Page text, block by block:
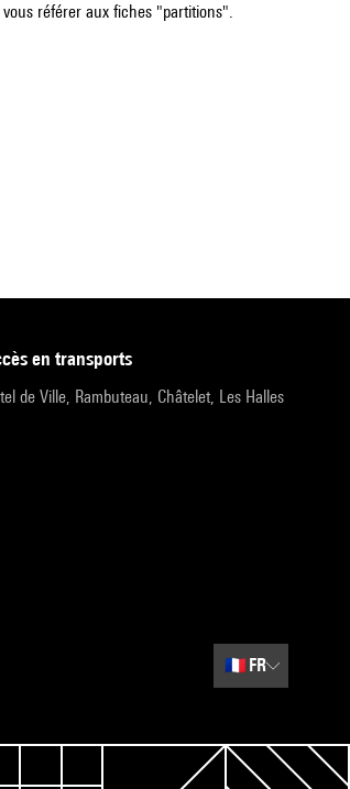
référer aux fiches "partitions".
en transports
de Ville, Rambuteau, Châtelet, Les Halles
🇫🇷 FR